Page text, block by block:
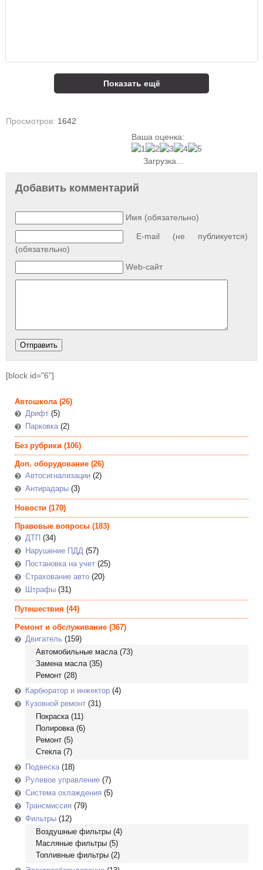
Показать ещё
Просмотров: 1642
Ваша оценка:
Загрузка...
Добавить комментарий
Имя (обязательно)
E-mail (не публикуется)
(обязательно)
Web-сайт
[block id="6"]
Автошкола(26)
Дрифт (5)
Парковка(2)
Без рубрики (106)
Доп. оборудование (26)
Автосигнализации (2)
Антирадары (3)
Новости (170)
Правовые вопросы (183)
ДТП (34)
Нарушение ПДД (57)
Постановка на учет (25)
Страхование авто (20)
Штрафы (31)
Путешествия (44)
Ремонт и обслуживание (367)
Двигатель (159)
Автомобильные масла(73)
Замена масла(35)
Ремонт (28)
Карбюратор и инжектор (4)
Кузовной ремонт (31)
Покраска(11)
Полировка(6)
Ремонт (5)
Стекла(7)
Подвеска(18)
Рулевое управление (7)
Система охлаждения (5)
Трансмиссия (79)
Фильтры (12)
Воздушные фильтры (4)
Масляные фильтры (5)
Топливные фильтры (2)